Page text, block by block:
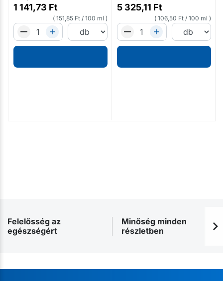
1 141,73 Ft
151,85 Ft/ 100 ml
5 325,11 Ft
106,50 Ft /100 ml
Felelősség az
egészségért
Minőség minden
részletben